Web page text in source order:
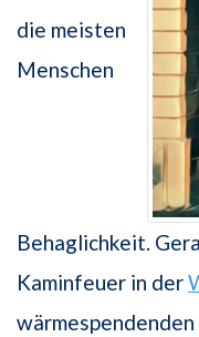
die meisten
Menschen
Behaglichkeit.
Kaminfeuer in der
wärmespendenden